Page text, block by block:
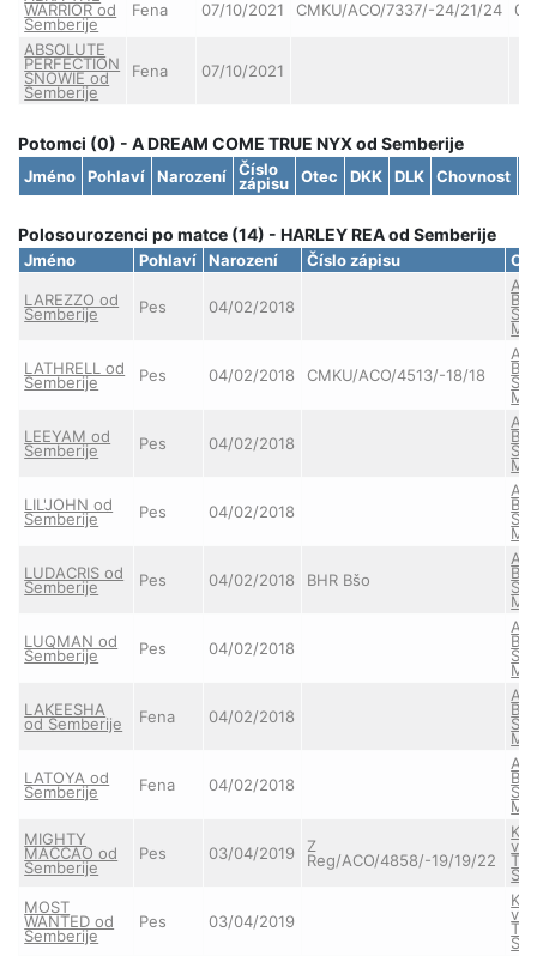
WARRIOR od
Semberije
Fena 07/10/2021 CMKU/ACO/7337/-24/21/24 0/
ABSOLUTE
PERFECTION
SNOWIE od
Semberije
Fena 07/10/2021
Potomci (0) - A DREAM COME TRUE NYX od Semberije
Jméno Pohlaví Narození Číslo
zápisu Otec DKK DLK Chovnost
Polosourozenci po matce (14) - HARLEY REA od Semberije
Jméno Pohlaví Narození Číslo zápisu
LAREZZO od
Semberije Pes 04/02/2018
LATHRELL od
Semberije Pes 04/02/2018 CMKU/ACO/4513/-18/18
LEEYAM od
Semberije Pes 04/02/2018
LIL'JOHN od
Semberije Pes 04/02/2018
LUDACRIS od
Semberije Pes 04/02/2018 BHR Bšo
LUQMAN od
Semberije Pes 04/02/2018
LAKEESHA
od Semberije Fena 04/02/2018
LATOYA od
Semberije Fena 04/02/2018
MIGHTY
MACCAO od
Semberije
Pes 03/04/2019 Z
Reg/ACO/4858/-19/19/22
MOST
WANTED od
Semberije
Pes 03/04/2019